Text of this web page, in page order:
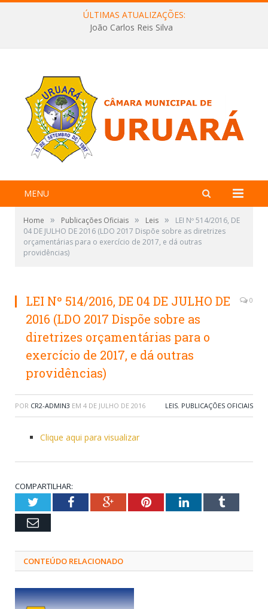
ÚLTIMAS ATUALIZAÇÕES:
João Carlos Reis Silva
MENU
Home » Publicações Oficiais » Leis »
LEI Nº 514/2016, DE
04 DE JULHO DE 2016 (LDO 2017 Dispõe sobre as diretrizes
orçamentárias para o exercício de 2017, e dá outras
providências)
LEI Nº 514/2016, DE 04 DE JULHO DE
2016 (LDO 2017 Dispõe sobre as
diretrizes orçamentárias para o
exercício de 2017, e dá outras
providências)
0
POR CR2-ADMIN3 EM 4 DE JULHO DE 2016 LEIS, PUBLICAÇÕES OFICIAIS
Clique aqui para visualizar
COMPARTILHAR:
TwitterFacebookGoogle+PinterestLinkedInTumblr
Email
CONTEÚDO RELACIONADO